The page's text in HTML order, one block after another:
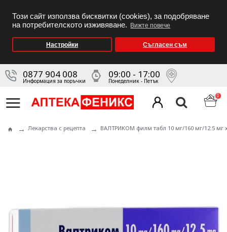
Този сайт използва бисквитки (cookies), за подобряване
на потребителското изживяване.
Вижте повече
Настройки Съгласен съм
0877 904 008
Информация за поръчки
09:00 - 17:00
Понеделник - Петък
0
Лекарства с рецепта ВАЛТРИКОМ филм табл 10 мг/160 мг/12.5 мг